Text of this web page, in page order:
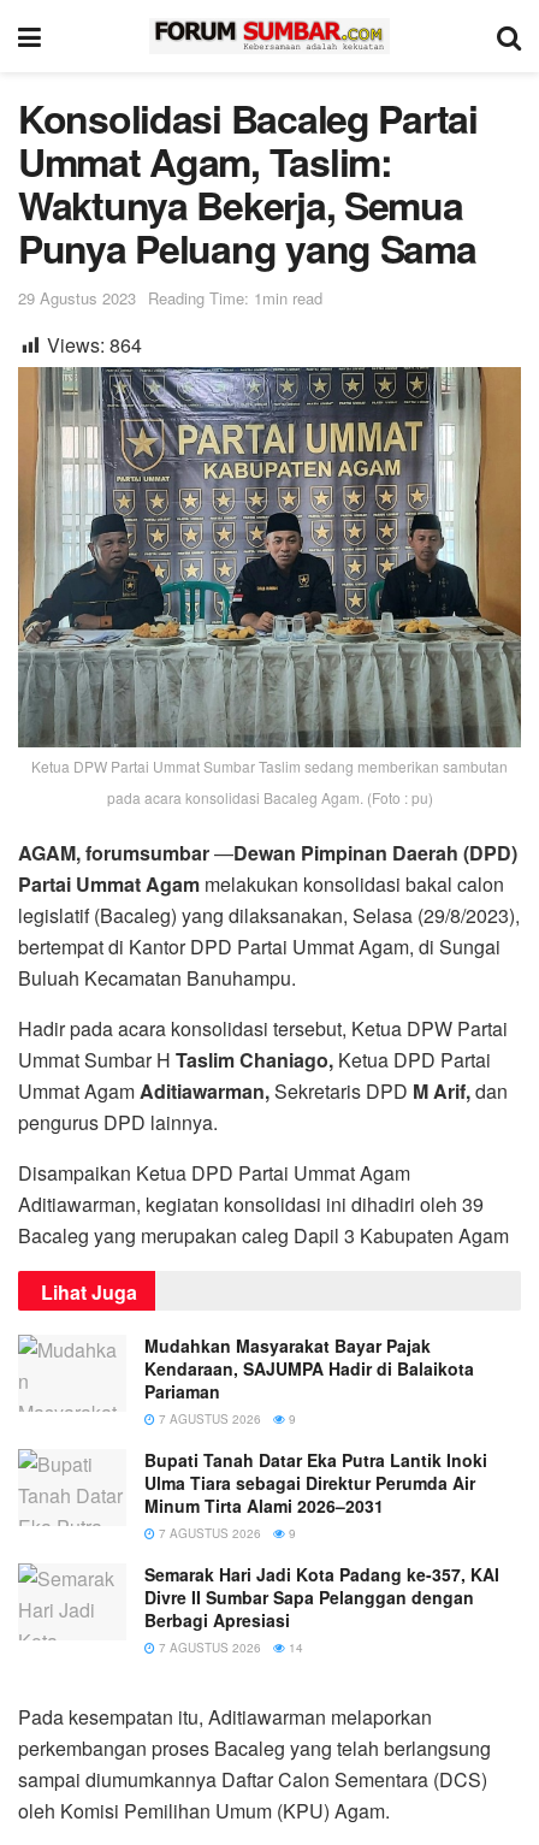
Konsolidasi Bacaleg Partai
Ummat Agam, Taslim:
Waktunya Bekerja, Semua
Punya Peluang yang Sama
29 Agustus 2023 Reading Time: 1min read
Views: 864
Ketua DPW Partai Ummat Sumbar Taslim sedang memberikan sambutan
pada acara konsolidasi Bacaleg Agam. (Foto : pu)
AGAM, forumsumbar—Dewan Pimpinan Daerah (DPD)
Partai Ummat Agam melakukan konsolidasi bakal calon
legislatif (Bacaleg) yang dilaksanakan, Selasa (29/8/2023),
bertempat di Kantor DPD Partai Ummat Agam, di Sungai
Buluah Kecamatan Banuhampu.
Hadir pada acara konsolidasi tersebut, Ketua DPW Partai
Ummat Sumbar H Taslim Chaniago, Ketua DPD Partai
Ummat AgamAditiawarman,Sekretaris DPD M Arif,dan
pengurus DPD lainnya.
Disampaikan Ketua DPD Partai Ummat Agam
Aditiawarman, kegiatan konsolidasi ini dihadiri oleh 39
Bacaleg yang merupakan caleg Dapil 3 Kabupaten Agam
Lihat Juga
Mudahkan Masyarakat Bayar Pajak
Kendaraan, SAJUMPA Hadir di Balaikota
Pariaman
7 AGUSTUS 2026 9
Bupati Tanah Datar Eka Putra Lantik Inoki
Ulma Tiara sebagai Direktur Perumda Air
Minum Tirta Alami 2026–2031
7 AGUSTUS 2026 9
Semarak Hari Jadi Kota Padang ke-357, KAI
Divre II Sumbar Sapa Pelanggan dengan
Berbagi Apresiasi
7 AGUSTUS 2026 14
Pada kesempatan itu, Aditiawarman melaporkan
perkembangan proses Bacaleg yang telah berlangsung
sampai diumumkannya Daftar Calon Sementara (DCS)
oleh Komisi Pemilihan Umum (KPU) Agam.